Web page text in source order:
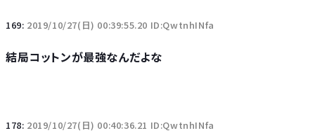
169: 2019/10/27(日) 00:39:55.20 ID:QwtnhINfa
結局コットンが最強なんだよな
178: 2019/10/27(日) 00:40:36.21 ID:QwtnhINfa